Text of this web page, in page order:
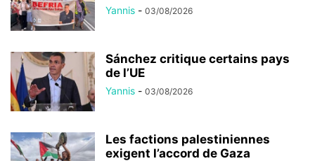
Yannis - 03/08/2026
Sánchez critique certains pays
de l’UE
Yannis - 03/08/2026
Les factions palestiniennes
exigent l’accord de Gaza